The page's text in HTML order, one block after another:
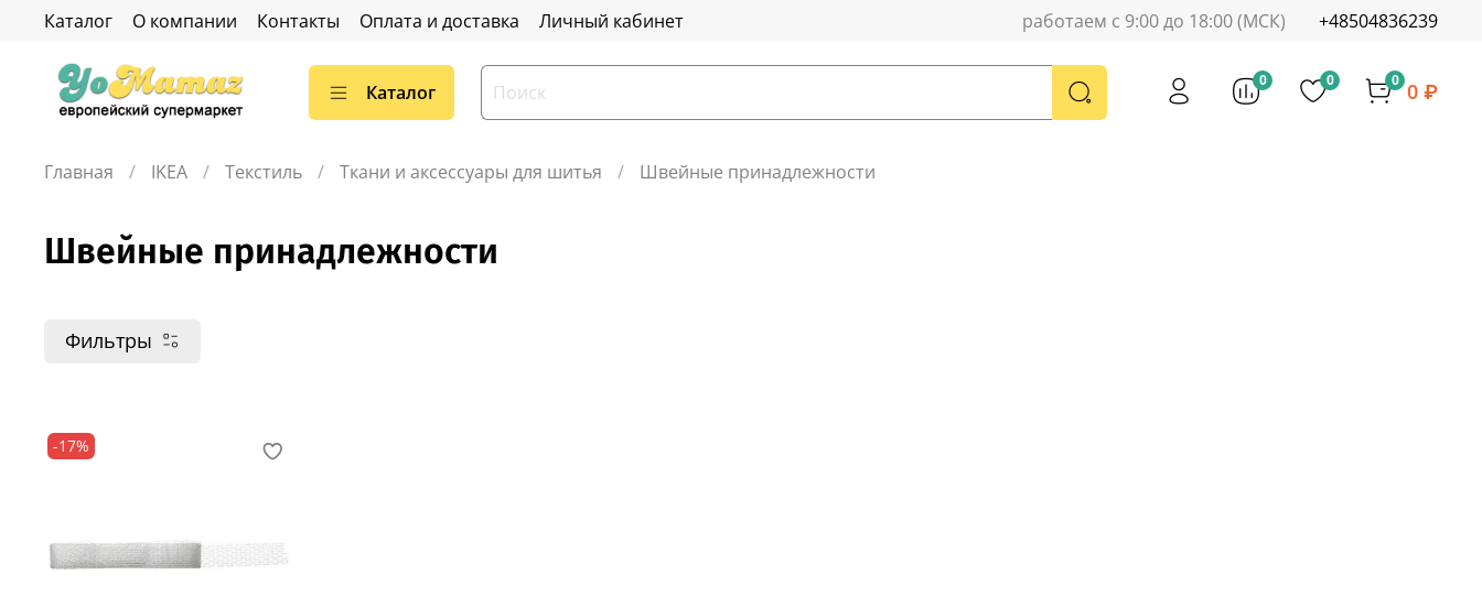
Каталог О компании Контакты Оплата и доставка Личный кабинет работаем с 9:00 до 18:00 (МСК) +48504836239
Каталог
0 0 0 0 ₽
Главная IKEA Текстиль Ткани и аксессуары для шитья Швейные принадлежности
Швейные принадлежности
Фильтры
-17%